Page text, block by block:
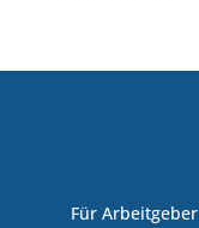
Für Arbeitgeber